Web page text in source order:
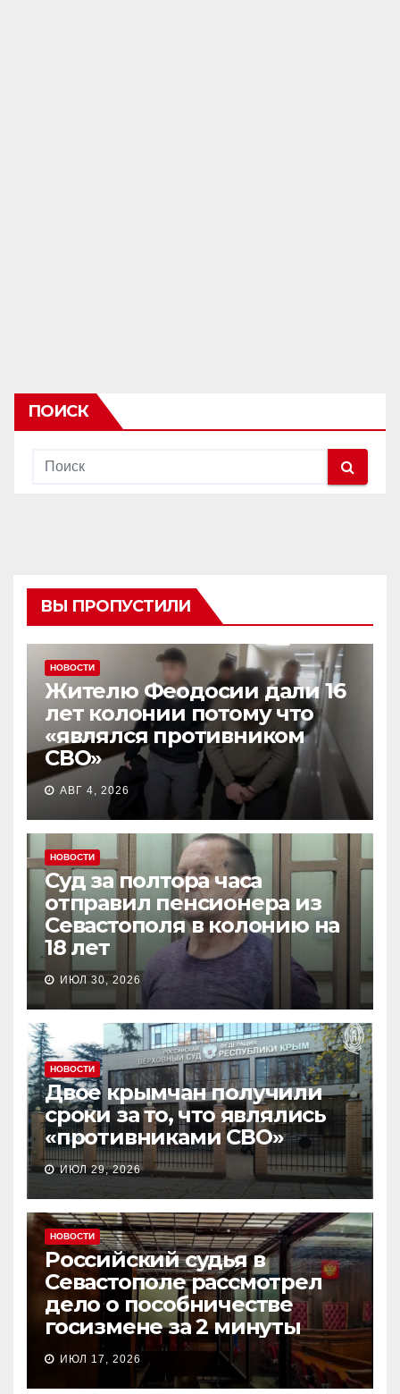
ПОИСК
ВЫ ПРОПУСТИЛИ
НОВОСТИ
Жителю Феодосии дали 16
лет колонии потому что
«являлся противником
СВО»
АВГ 4, 2026
НОВОСТИ
Суд за полтора часа
отправил пенсионера из
Севастополя в колонию на
18 лет
ИЮЛ 30, 2026
НОВОСТИ
Двое крымчан получили
сроки за то, что являлись
«противниками СВО»
ИЮЛ 29, 2026
НОВОСТИ
Российский судья в
Севастополе рассмотрел
дело о пособничестве
госизмене за 2 минуты
ИЮЛ 17, 2026